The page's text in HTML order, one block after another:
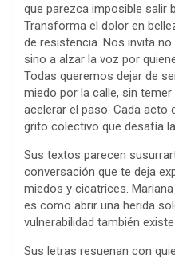
que parezca imposible salir
Transforma el dolor en
de resistencia. Nos invita
sino a alzar la voz por
Todas queremos dejar de
miedo por la calle, sin
acelerar el paso. Cada acto
grito colectivo que desafía
Sus textos parecen
conversación que te deja
miedos y cicatrices.
es como abrir una herida
vulnerabilidad también
Sus letras resuenan con